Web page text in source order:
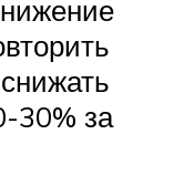
30% за